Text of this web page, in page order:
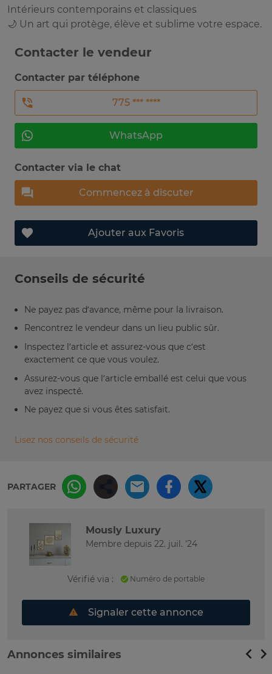
Intérieurs contemporains et classiques
🌙 Un art qui protège, élève et sublime votre espace.
Contacter le vendeur
Contacter par téléphone
775 *** ****
WhatsApp
Contacter via le chat
Commencez à discuter
Ajouter aux Favoris
Conseils de sécurité
Ne payez pas d’avance, même pour la livraison.
Rencontrez le vendeur dans un lieu public sûr.
Inspectez l’article et assurez-vous que c’est
exactement ce que vous voulez.
Assurez-vous que l’article emballé est celui que vous
avez inspecté.
Ne payez que si vous êtes satisfait.
Lisez nos conseils de sécurité
PARTAGER
Mously Luxury
Membre depuis 22. juil. '24
Vérifié via : Numéro de portable
Signaler cette annonce
Annonces similaires